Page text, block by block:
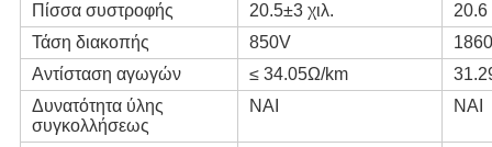
Πίσσα συστροφής
20.5±3 χιλ.
20.6
Τάση διακοπής
850V
Αντίσταση αγωγών
≤ 34.05Ω/km
Δυνατότητα ύλης
συγκολλήσεως
ΝΑΙ ΝΑΙ